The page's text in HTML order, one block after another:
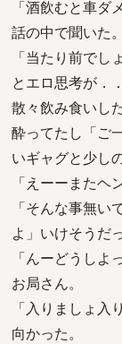
「酒飲むと車ダ
話の中で聞いた。
「当たり前でし
とエロ思考が．
散々飲み食いし
酔ってたし「ご
いギャグと少し
「えーーまたヘ
「そんな事無い
よ」いけそうだ
「んーどうし
お局さん。
「入りましょ
向かった。